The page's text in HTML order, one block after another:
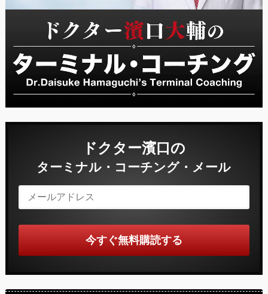
ドクター濱口の
ターミナル・コーチング・メール